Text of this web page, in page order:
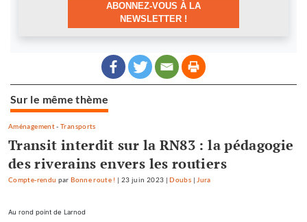
ABONNEZ-VOUS À LA
NEWSLETTER !
Sur le même thème
Aménagement-Transports
Transit interdit sur la RN83 : la pédagogie
des riverains envers les routiers
Compte-rendu par Bonne route ! 23 juin 2023 Doubs |Jura
Au rond point de Larnod